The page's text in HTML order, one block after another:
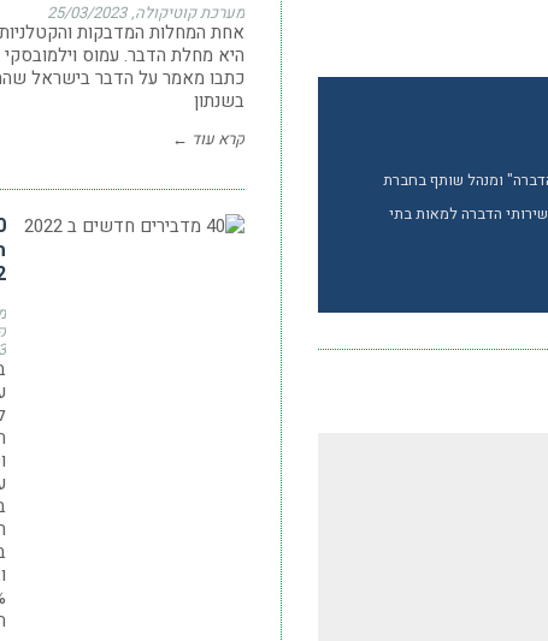
ומנהל שותף בחברת
הדברה למאות בתי
מערכת קוטיקולה 25/03/2023
אחת המחלות המדבקות
היא מחלת הדבר. עמוס וילמובסקי
כתבו מאמר על הדבר בישראל
בשנתון
קרא עוד ←